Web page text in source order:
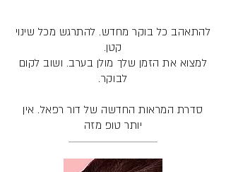
להתאהב כל בוקר מחדש. להתרגש מכל שינוי
קטן.
למצוא את הזמן שלך מולן בערב. ושוב לקום
לבוקר.
סדרת המראות החדשה של דור רפאל. אין
יותר טופ מזה